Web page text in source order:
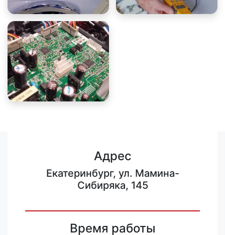
Адрес
Екатеринбург, ул. Мамина-
Сибиряка, 145
Время работы